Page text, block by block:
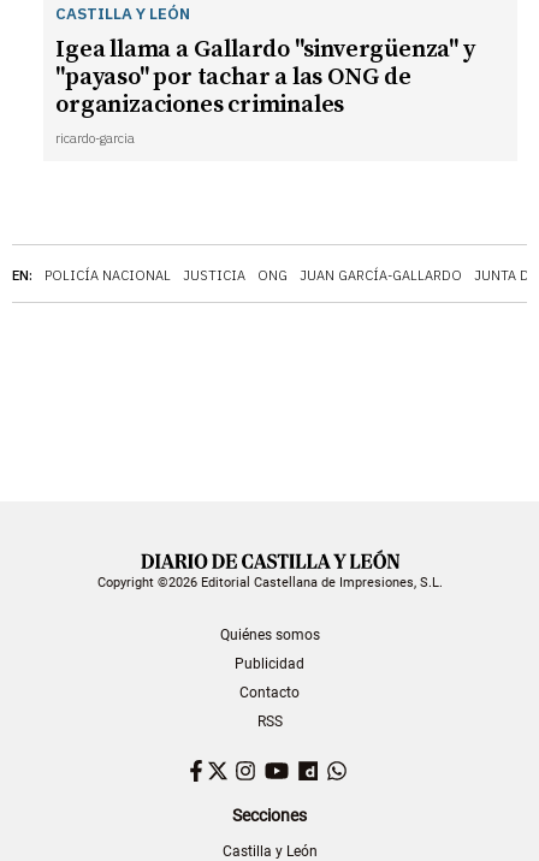
EN: POLICÍA NACIONAL JUSTICIA ONG JUAN GARCÍA-GALLARDO JUNTA
CASTILLA Y LEÓN
Igea llama a Gallardo "sinvergüenza" y
"payaso" por tachar a las ONG de
organizaciones criminales
ricardo-garcia
Copyright ©2026 Editorial Castellana de Impresiones, S.L.
Quiénes somos
Publicidad
Contacto
RSS
Facebook
TwitterInstagram
YouTubeDailymotion
Secciones
Castilla y León